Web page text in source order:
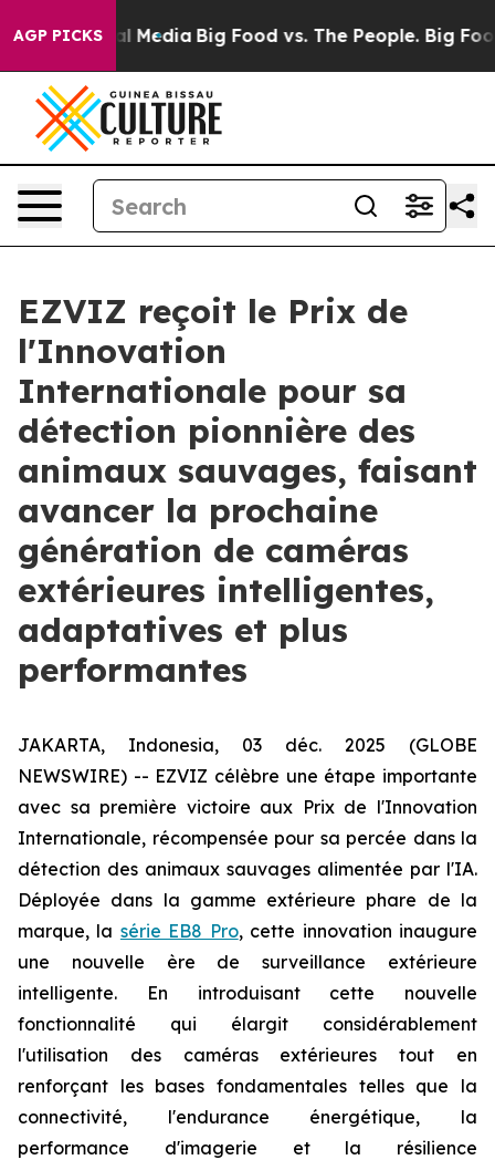
AGP PICKS
on Social Media Big Food vs. The People. Big
EZVIZ reçoit le Prix de
l'Innovation
Internationale pour sa
détection pionnière des
animaux sauvages, faisant
avancer la prochaine
génération de caméras
extérieures intelligentes,
adaptatives et plus
performantes
JAKARTA, Indonesia, 03 déc. 2025 (GLOBE
NEWSWIRE) -- EZVIZ célèbre une étape importante
avec sa première victoire aux Prix de l'Innovation
Internationale, récompensée pour sa percée dans la
détection des animaux sauvages alimentée par l'IA.
Déployée dans la gamme extérieure phare de la
marque, la série EB8 Pro, cette innovation inaugure
une nouvelle ère de surveillance extérieure
intelligente. En introduisant cette nouvelle
fonctionnalité qui élargit considérablement
l'utilisation des caméras extérieures tout en
renforçant les bases fondamentales telles que la
connectivité, l'endurance énergétique, la
performance d'imagerie et la résilience